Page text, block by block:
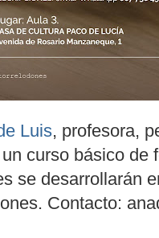
Luis, profesora,
curso básico de
se desarrollarán
Contacto: